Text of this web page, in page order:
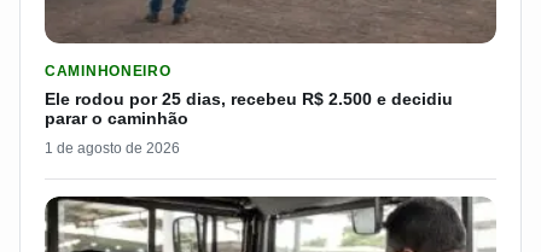
CAMINHONEIRO
Ele rodou por 25 dias, recebeu R$ 2.500 e decidiu
parar o caminhão
1 de agosto de 2026